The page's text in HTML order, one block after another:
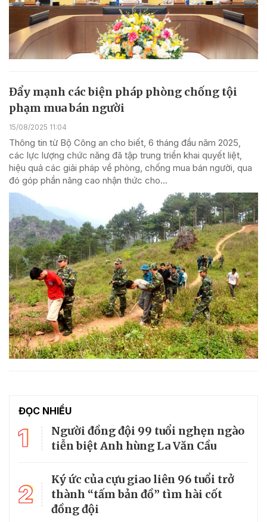
Đẩy mạnh các biện pháp phòng chống tội
phạm mua bán người
15/08/2025 11:04
Thông tin từ Bộ Công an cho biết, 6 tháng đầu năm 2025,
các lực lượng chức năng đã tập trung triển khai quyết liệt,
hiệu quả các giải pháp về phòng, chống mua bán người, qua
đó góp phần nâng cao nhận thức cho...
ĐỌC NHIỀU
1
Người đồng đội 99 tuổi nghẹn ngào
tiễn biệt Anh hùng La Văn Cầu
2
Ký ức của cựu giao liên 96 tuổi trở
thành “tấm bản đồ” tìm hài cốt
đồng đội